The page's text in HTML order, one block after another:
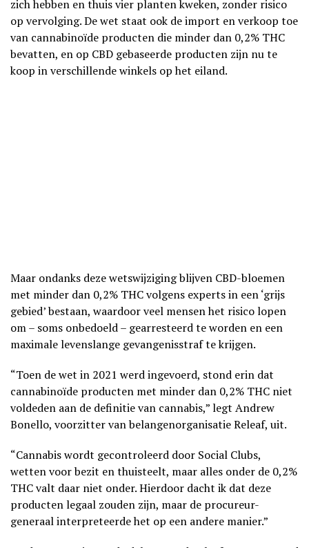
zich hebben en thuis vier planten kweken, zonder risico
op vervolging. De wet staat ook de import en verkoop toe
van cannabinoïde producten die minder dan 0,2% THC
bevatten, en op CBD gebaseerde producten zijn nu te
koop in verschillende winkels op het eiland.
Maar ondanks deze wetswijziging blijven CBD-bloemen
met minder dan 0,2% THC volgens experts in een ‘grijs
gebied’ bestaan, waardoor veel mensen het risico lopen
om – soms onbedoeld – gearresteerd te worden en een
maximale levenslange gevangenisstraf te krijgen.
“Toen de wet in 2021 werd ingevoerd, stond erin dat
cannabinoïde producten met minder dan 0,2% THC niet
voldeden aan de definitie van cannabis,” legt Andrew
Bonello, voorzitter van belangenorganisatie Releaf, uit.
“Cannabis wordt gecontroleerd door Social Clubs,
wetten voor bezit en thuisteelt, maar alles onder de 0,2%
THC valt daar niet onder. Hierdoor dacht ik dat deze
producten legaal zouden zijn, maar de procureur-
generaal interpreteerde het op een andere manier.”